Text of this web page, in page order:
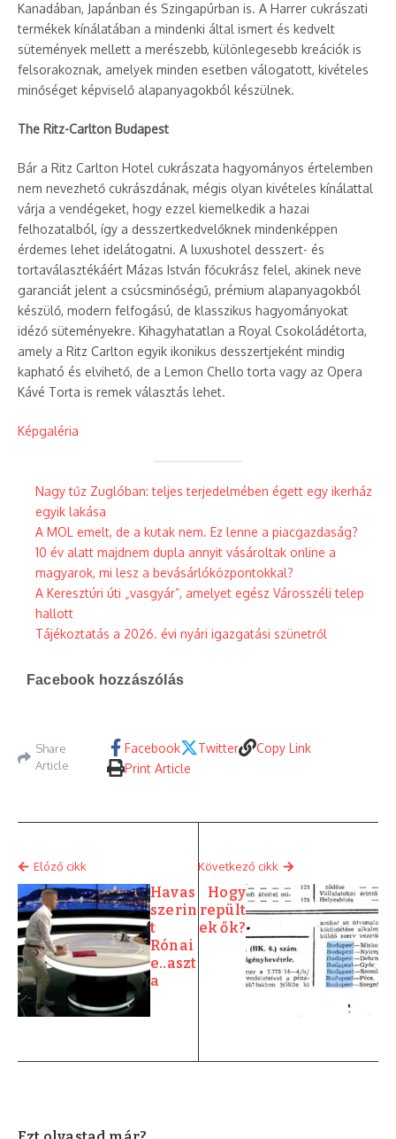
Kanadában, Japánban és Szingapúrban is. A Harrer cukrászati
termékek kínálatában a mindenki által ismert és kedvelt
sütemények mellett a merészebb, különlegesebb kreációk is
felsorakoznak, amelyek minden esetben válogatott, kivételes
minőséget képviselő alapanyagokból készülnek.
The Ritz-Carlton Budapest
Bár a Ritz Carlton Hotel cukrászata hagyományos értelemben
nem nevezhető cukrászdának, mégis olyan kivételes kínálattal
várja a vendégeket, hogy ezzel kiemelkedik a hazai
felhozatalból, így a desszertkedvelőknek mindenképpen
érdemes lehet idelátogatni. A luxushotel desszert- és
tortaválasztékáért Mázas István főcukrász felel, akinek neve
garanciát jelent a csúcsminőségű, prémium alapanyagokból
készülő, modern felfogású, de klasszikus hagyományokat
idéző süteményekre. Kihagyhatatlan a Royal Csokoládétorta,
amely a Ritz Carlton egyik ikonikus desszertjeként mindig
kapható és elvihető, de a Lemon Chello torta vagy az Opera
Kávé Torta is remek választás lehet.
Képgaléria
Nagy tűz Zuglóban: teljes terjedelmében égett egy ikerház
egyik lakása
A MOL emelt, de a kutak nem. Ez lenne a piacgazdaság?
10 év alatt majdnem dupla annyit vásároltak online a
magyarok, mi lesz a bevásárlóközpontokkal?
A Keresztúri úti „vasgyár”, amelyet egész Városszéli telep
hallott
Tájékoztatás a 2026. évi nyári igazgatási szünetről
Facebook hozzászólás
Share
Article
Facebook Twitter
Copy Link
Print Article
Elóző cikk
Havas
szerin
t
Rónai
e..aszt
a
Következő cikk
Hogy
repült
ek ők?